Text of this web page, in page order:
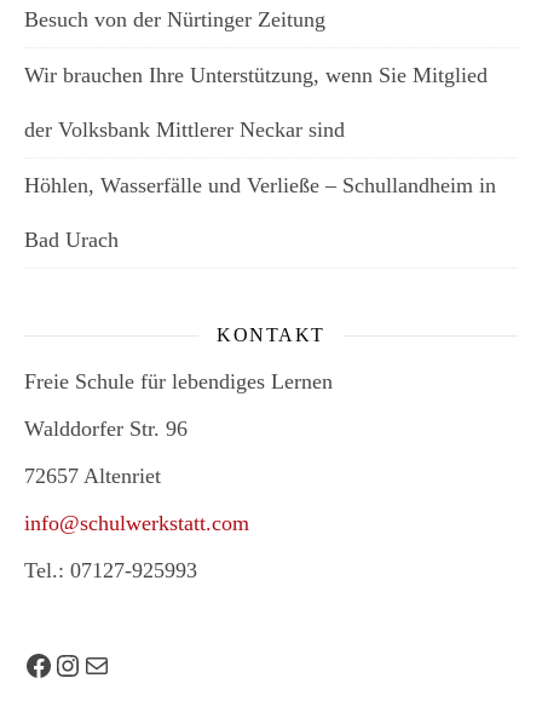
Besuch von der Nürtinger Zeitung
Wir brauchen Ihre Unterstützung, wenn Sie Mitglied
der Volksbank Mittlerer Neckar sind
Höhlen, Wasserfälle und Verließe – Schullandheim in
Bad Urach
KONTAKT
Freie Schule für lebendiges Lernen
Walddorfer Str. 96
72657 Altenriet
info@schulwerkstatt.com
Tel.: 07127-925993
Facebook
Instagram
E-Mail